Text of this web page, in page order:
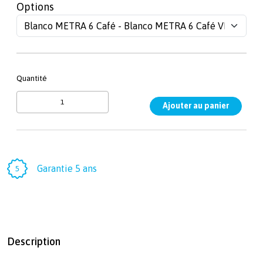
Options
Quantité
Garantie 5 ans
Description